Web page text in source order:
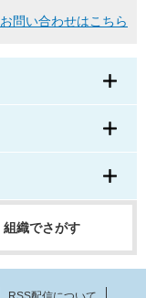
問い合わせはこちら
組織でさがす